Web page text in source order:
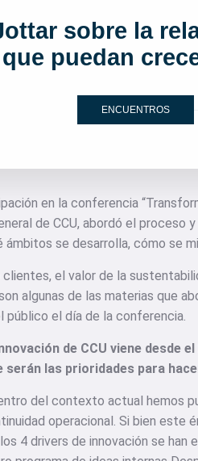
sobre la
puedan
ENCUENTROS
en la conferencia
de CCU, abordó el proceso
ámbitos se desarrolla, cómo se
el valor de la
algunas de las materias que
público el día de la conferencia.
de CCU viene desde
serán las prioridades para
del contexto actual hemos
operacional. Si bien este
4 drivers de innovación se